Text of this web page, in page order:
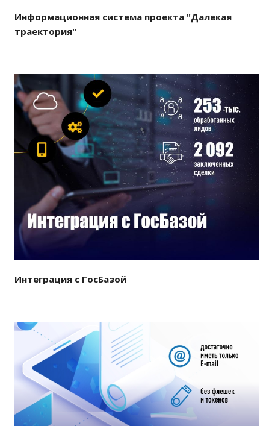
Информационная система проекта "Далекая
траектория"
Смотреть проект
Интеграция с ГосБазой
Смотреть проект